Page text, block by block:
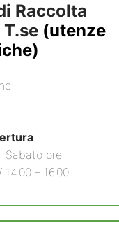
Raccolta
(utenze
Sabato ore
14.00 – 16.00